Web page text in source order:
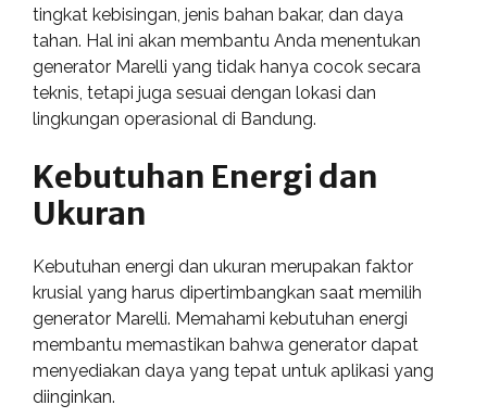
tingkat kebisingan, jenis bahan bakar, dan daya
tahan. Hal ini akan membantu Anda menentukan
generator Marelli yang tidak hanya cocok secara
teknis, tetapi juga sesuai dengan lokasi dan
lingkungan operasional di Bandung.
Kebutuhan Energi dan
Ukuran
Kebutuhan energi dan ukuran merupakan faktor
krusial yang harus dipertimbangkan saat memilih
generator Marelli. Memahami kebutuhan energi
membantu memastikan bahwa generator dapat
menyediakan daya yang tepat untuk aplikasi yang
diinginkan.